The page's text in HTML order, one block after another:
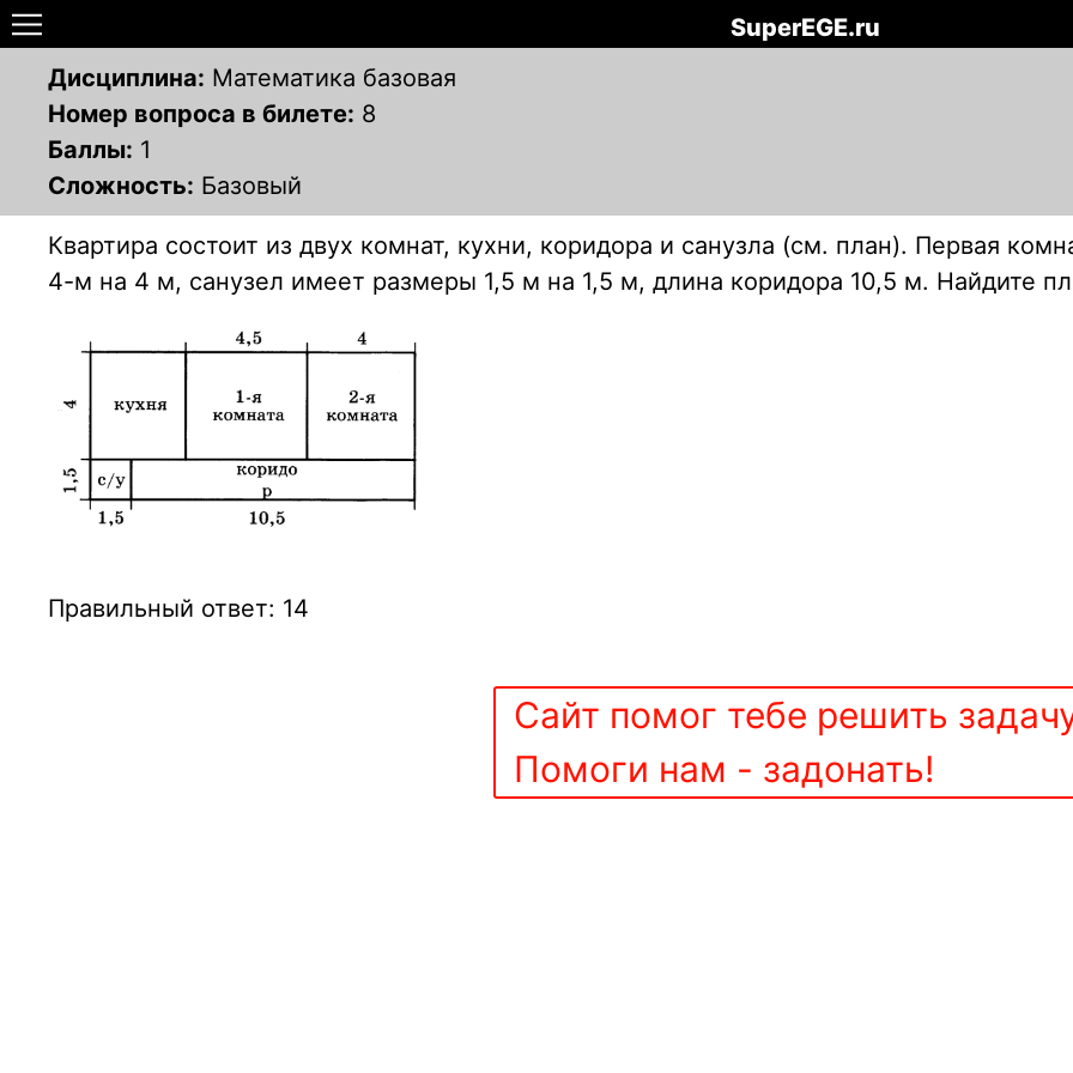
SuperEGE.ru
Дисциплина: Математика базовая
Номер вопроса в билете: 8
Баллы: 1
Сложность: Базовый
Квартира состоит из двух комнат, кухни, коридора и санузла (см. план). Первая
4-м на 4 м, санузел имеет размеры 1,5 м на 1,5 м, длина коридора 10,5 м. Найдите
Правильный ответ: 14
Сайт помог тебе решить
Помоги нам - задонать!